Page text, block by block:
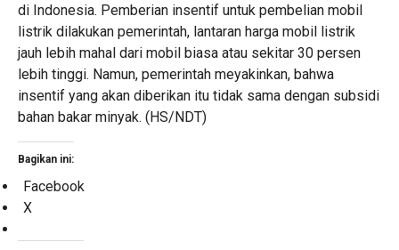
di Indonesia. Pemberian insentif untuk pembelian mobil
listrik dilakukan pemerintah, lantaran harga mobil listrik
jauh lebih mahal dari mobil biasa atau sekitar 30 persen
lebih tinggi. Namun, pemerintah meyakinkan, bahwa
insentif yang akan diberikan itu tidak sama dengan subsidi
bahan bakar minyak. (HS/NDT)
Bagikan ini:
Facebook
X